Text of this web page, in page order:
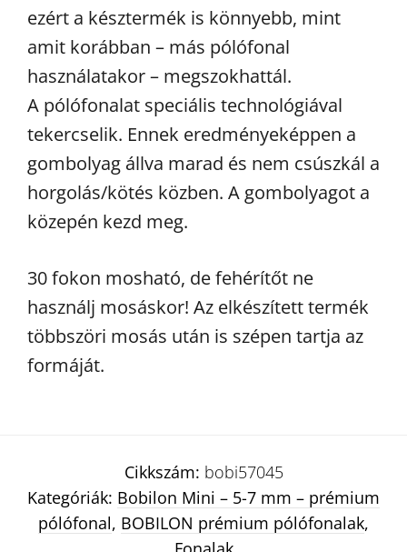
ezért a késztermék is könnyebb, mint
amit korábban – más pólófonal
használatakor – megszokhattál.
A pólófonalat speciális technológiával
tekercselik. Ennek eredményeképpen a
gombolyag állva marad és nem csúszkál a
horgolás/kötés közben. A gombolyagot a
közepén kezd meg.
30 fokon mosható, de fehérítőt ne
használj mosáskor! Az elkészített termék
többszöri mosás után is szépen tartja az
formáját.
Cikkszám: bobi57045
Kategóriák: Bobilon Mini – 5-7 mm – prémium
pólófonal, BOBILON prémium pólófonalak,